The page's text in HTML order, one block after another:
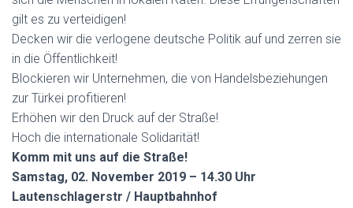
gilt es zu verteidigen!
Decken wir die verlogene deutsche Politik auf und zerren sie
in die Öffentlichkeit!
Blockieren wir Unternehmen, die von Handelsbeziehungen
zur Türkei profitieren!
Erhöhen wir den Druck auf der Straße!
Hoch die internationale Solidarität!
Komm mit uns auf die Straße!
Samstag, 02. November 2019 – 14.30 Uhr
Lautenschlagerstr / Hauptbahnhof